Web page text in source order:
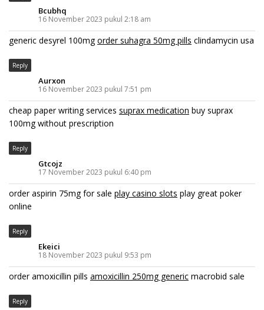
Bcubhq
16 November 2023 pukul 2:18 am
generic desyrel 100mgorder suhagra 50mg pills clindamycin usa
Reply
Aurxon
16 November 2023 pukul 7:51 pm
cheap paper writing services suprax medication buy suprax
100mg without prescription
Reply
Gtcojz
17 November 2023 pukul 6:40 pm
order aspirin 75mg for sale play casino slots play great poker
online
Reply
Ekeici
18 November 2023 pukul 9:53 pm
order amoxicillin pills amoxicillin 250mg generic macrobid sale
Reply